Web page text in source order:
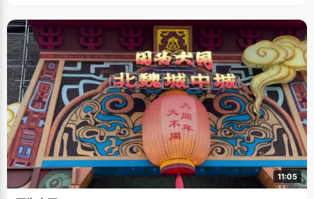
11:05